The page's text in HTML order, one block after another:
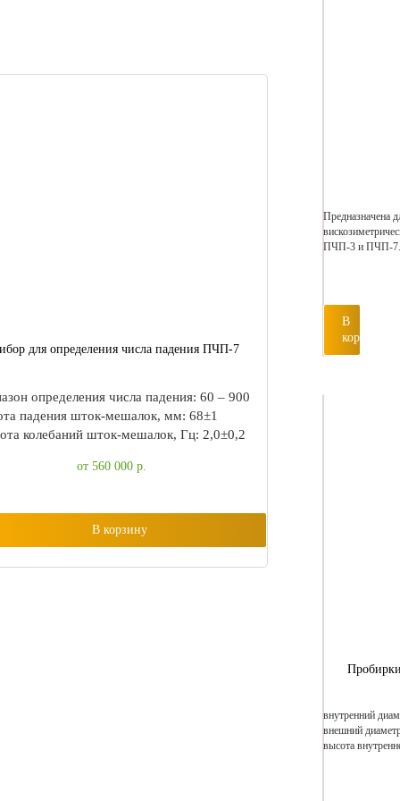
для определения числа падения ПЧП-7
определения числа падения: 60 – 900
падения шток-мешалок, мм: 68±1
колебаний шток-мешалок, Гц: 2,0±0,2
от 560 000 р.
В корзину
Предназначена
ПЧП-3 и ПЧП-7.
В
корзину
внутренний
внешний
высота